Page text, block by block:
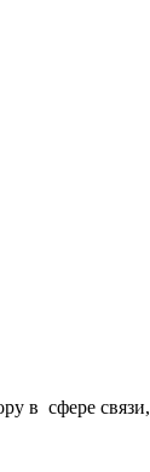
в сфере связи,